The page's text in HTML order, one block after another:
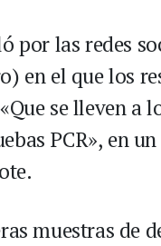
por las redes
en el que los
se lleven a
PCR», en
muestras de